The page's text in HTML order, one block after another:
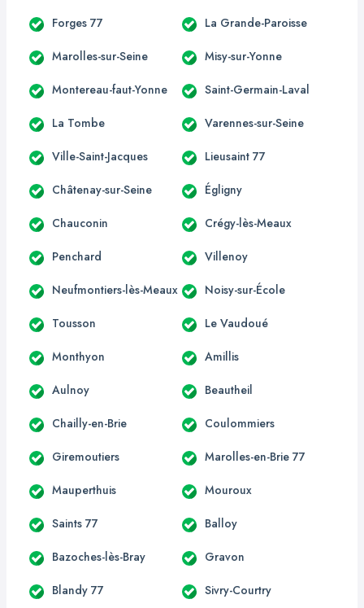
Forges 77 La Grande-Paroisse
Marolles-sur-Seine Misy-sur-Yonne
Montereau-faut-Yonne Saint-Germain-Laval
La Tombe Varennes-sur-Seine
Ville-Saint-Jacques Lieusaint 77
Châtenay-sur-Seine Égligny
Chauconin Crégy-lès-Meaux
Penchard Villenoy
Neufmontiers-lès-Meaux Noisy-sur-École
Tousson Le Vaudoué
Monthyon Amillis
Aulnoy Beautheil
Chailly-en-Brie Coulommiers
Giremoutiers Marolles-en-Brie 77
Mauperthuis Mouroux
Saints 77 Balloy
Bazoches-lès-Bray Gravon
Blandy 77 Sivry-Courtry